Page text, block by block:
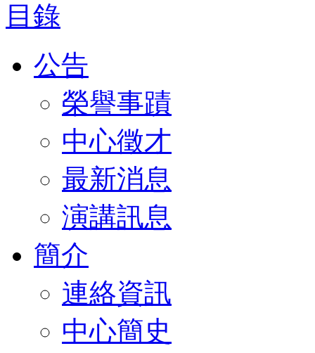
目錄
公告
榮譽事蹟
中心徵才
最新消息
演講訊息
簡介
連絡資訊
中心簡史